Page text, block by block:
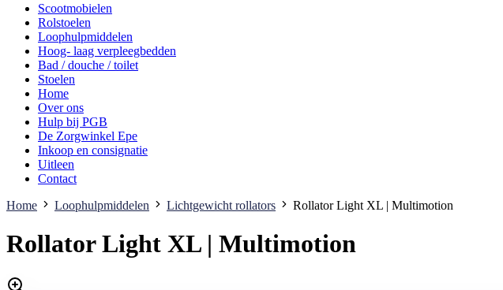
Scootmobielen
Rolstoelen
Loophulpmiddelen
Hoog- laag verpleegbedden
Bad / douche / toilet
Stoelen
Home
Over ons
Hulp bij PGB
De Zorgwinkel Epe
Inkoop en consignatie
Uitleen
Contact
Home
Loophulpmiddelen Lichtgewicht rollators Rollator Light XL | Multimotion
Rollator Light XL | Multimotion